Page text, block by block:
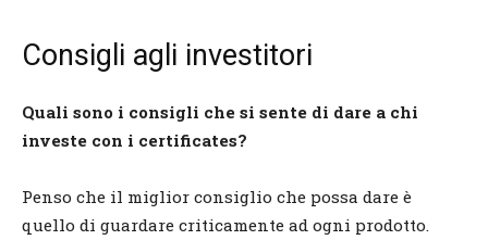
Consigli agli investitori
Quali sono i consigli che si sente di dare a chi
investe con i certificates?
Penso che il miglior consiglio che possa dare è
quello di guardare criticamente ad ogni prodotto.